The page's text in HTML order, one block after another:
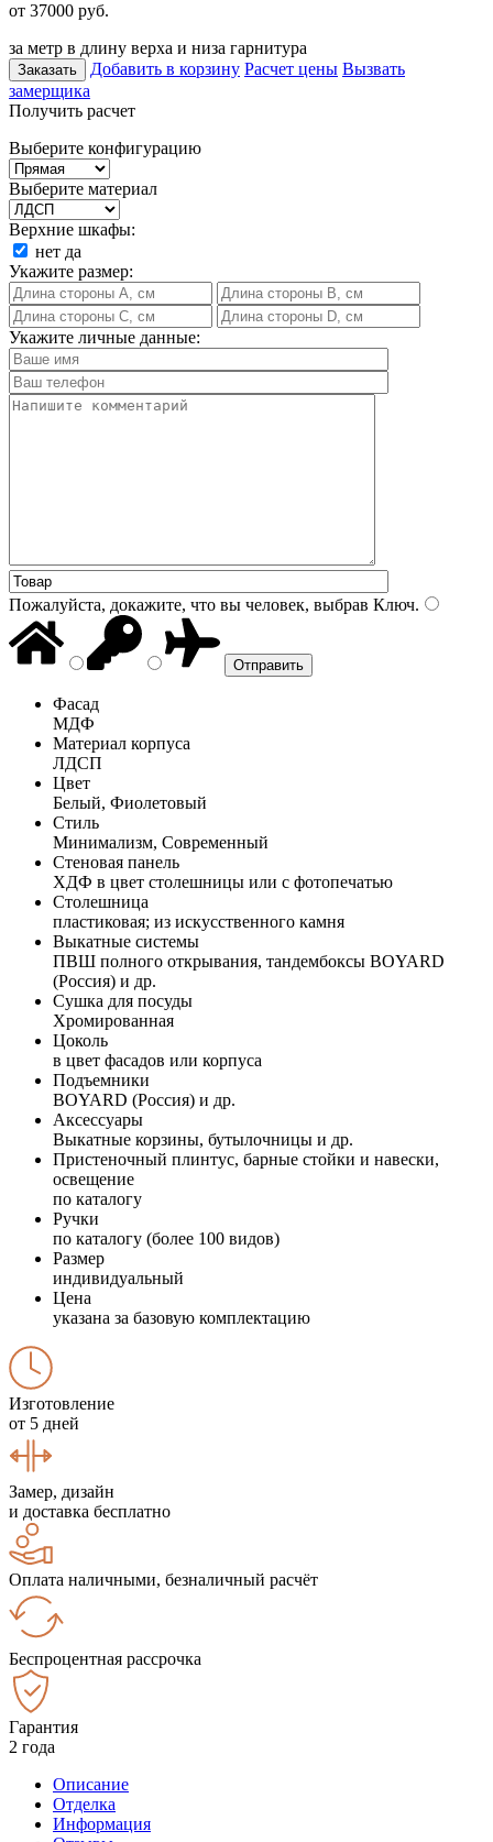
от 37000 руб.
за метр в длину верха и низа гарнитура
Заказать Добавить в корзину Расчет цены Вызвать
замерщика
Получить расчет
Выберите конфигурацию
Выберите материал
Верхние шкафы:
нет да
Укажите размер:
Укажите личные данные:
Пожалуйста, докажите, что вы человек, выбрав Ключ.
Фасад
МДФ
Материал корпуса
ЛДСП
Цвет
Белый, Фиолетовый
Стиль
Минимализм, Современный
Стеновая панель
ХДФ в цвет столешницы или с фотопечатью
Столешница
пластиковая; из искусственного камня
Выкатные системы
ПВШ полного открывания, тандембоксы BOYARD
(Россия) и др.
Сушка для посуды
Хромированная
Цоколь
в цвет фасадов или корпуса
Подъемники
BOYARD (Россия) и др.
Аксессуары
Выкатные корзины, бутылочницы и др.
Пристеночный плинтус, барные стойки и навески,
освещение
по каталогу
Ручки
по каталогу (более 100 видов)
Размер
индивидуальный
Цена
указана за базовую комплектацию
Изготовление
от 5 дней
Замер, дизайн
и доставка бесплатно
Оплата наличными, безналичный расчёт
Беспроцентная рассрочка
Гарантия
2 года
Описание
Отделка
Информация